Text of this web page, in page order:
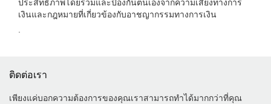
ประสิทธิภาพโดยรวมและป้องกันตนเองจากความเสี่ยงทางการ
เงินและกฎหมายที่เกี่ยวข้องกับอาชญากรรมทางการเงิน
ติดต่อเรา
เพียงแค่บอกความต้องการของคุณเราสามารถทำได้มากกว่าที่คุณ